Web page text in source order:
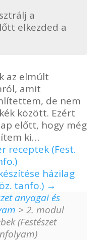
a
elkezded a
az elmúlt
amit
de nem
között. Ezért
előtt, hogy még
ki…
receptek (Fest.
házilag
tanfo.)
anyagai és
> 2. modul
(Festészet